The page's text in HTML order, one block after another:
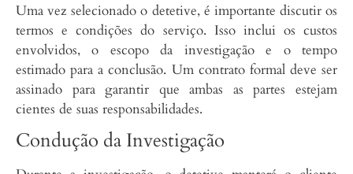
Uma vez selecionado o detetive, é importante discutir os
termos e condições do serviço. Isso inclui os custos
envolvidos, o escopo da investigação e o tempo
estimado para a conclusão. Um contrato formal deve ser
assinado para garantir que ambas as partes estejam
cientes de suas responsabilidades.
Condução da Investigação